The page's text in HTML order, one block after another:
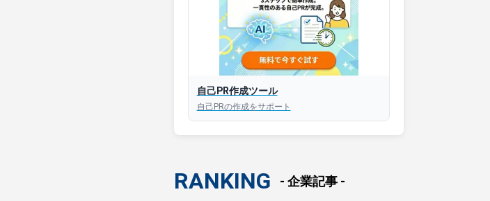
自己PR作成ツール
自己PRの作成をサポート
RANKING - 企業記事 -